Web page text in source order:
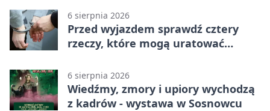
6 sierpnia 2026
Przed wyjazdem sprawdź cztery
rzeczy, które mogą uratować
6 sierpnia 2026
Wiedźmy, zmory i upiory wychodzą
z kadrów - wystawa w Sosnowcu